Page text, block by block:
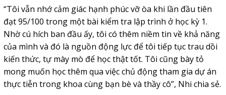
“Tôi vẫn nhớ cảm giác hạnh phúc vỡ òa khi lần đầu tiên
đạt 95/100 trong một bài kiểm tra lập trình ở học kỳ 1.
Nhờ cú hích ban đầu ấy, tôi có thêm niềm tin về khả năng
của mình và đó là nguồn động lực để tôi tiếp tục trau dồi
kiến thức, tự mày mò để học thật tốt. Tôi cũng bày tỏ
mong muốn học thêm qua việc chủ động tham gia dự án
thực tiễn trong khoa cùng bạn bè và thầy cô”, Nhi chia sẻ.